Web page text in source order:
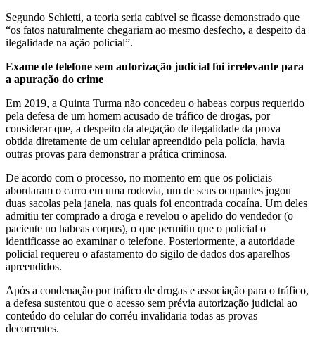
Segundo Schietti, a teoria seria cabível se ficasse demonstrado que
“os fatos naturalmente chegariam ao mesmo desfecho, a despeito da
ilegalidade na ação policial”.
Exame de telefone sem autorização judicial foi irrelevante para
a apuração do crime
Em 2019, a Quinta Turma não concedeu o habeas corpus requerido
pela defesa de um homem acusado de tráfico de drogas, por
considerar que, a despeito da alegação de ilegalidade da prova
obtida diretamente de um celular apreendido pela polícia, havia
outras provas para demonstrar a prática criminosa.
De acordo com o processo, no momento em que os policiais
abordaram o carro em uma rodovia, um de seus ocupantes jogou
duas sacolas pela janela, nas quais foi encontrada cocaína. Um deles
admitiu ter comprado a droga e revelou o apelido do vendedor (o
paciente no habeas corpus), o que permitiu que o policial o
identificasse ao examinar o telefone. Posteriormente, a autoridade
policial requereu o afastamento do sigilo de dados dos aparelhos
apreendidos.
Após a condenação por tráfico de drogas e associação para o tráfico,
a defesa sustentou que o acesso sem prévia autorização judicial ao
conteúdo do celular do corréu invalidaria todas as provas
decorrentes.